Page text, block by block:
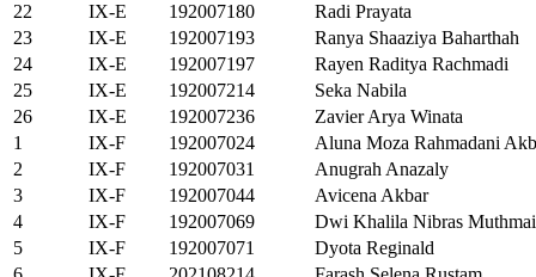
22
IX-E 192007180
Radi Prayata
23
IX-E 192007193
Ranya Shaaziya Baharthah
24
IX-E 192007197
Rayen Raditya Rachmadi
25
IX-E 192007214
Seka Nabila
26
IX-E 192007236
Zavier Arya Winata
1
IX-F 192007024
Aluna Moza Rahmadani
2
IX-F 192007031
Anugrah Anazaly
3
IX-F 192007044
Avicena Akbar
4
IX-F 192007069
Dwi Khalila Nibras
5
IX-F 192007071
Dyota Reginald